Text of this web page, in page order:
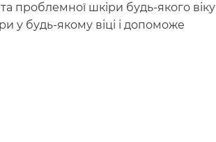
проблемної шкіри будь-якого віку
у будь-якому віці і допоможе